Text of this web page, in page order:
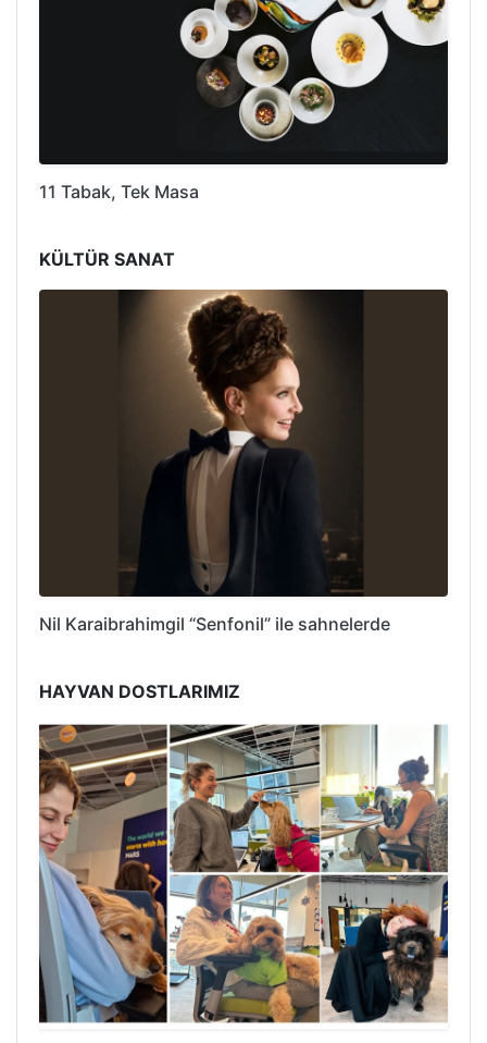
11 Tabak, Tek Masa
KÜLTÜR SANAT
Nil Karaibrahimgil “Senfonil” ile sahnelerde
HAYVAN DOSTLARIMIZ